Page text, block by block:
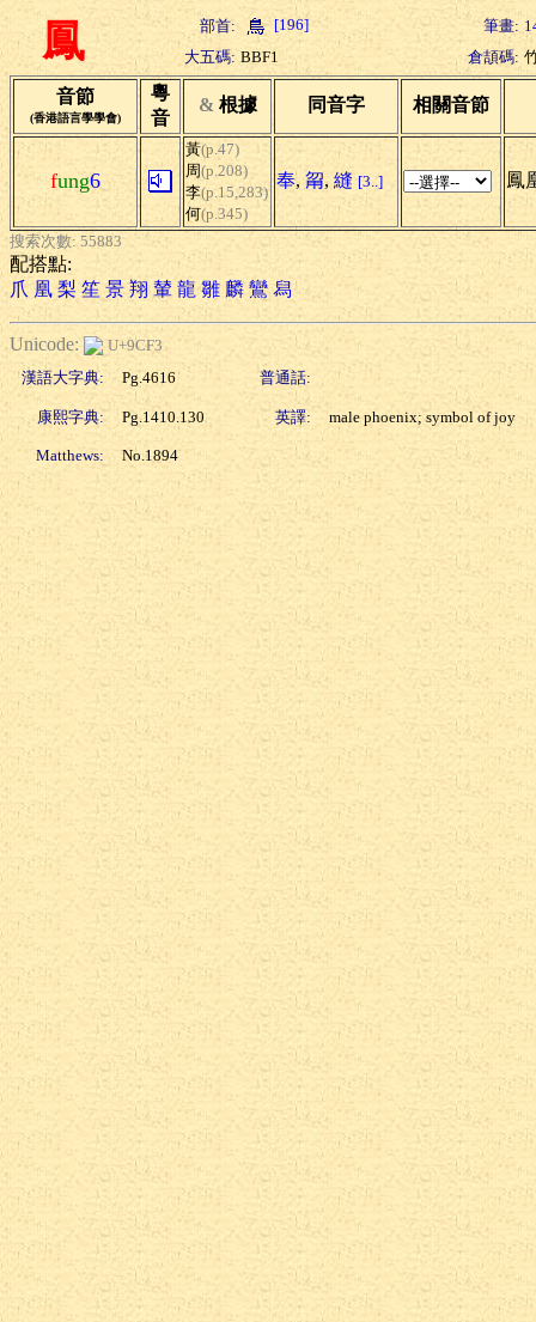
鳳 部首: [196] 筆畫:
大五碼: BBF1 倉頡碼:
音節
(香港語言學學會)
粵
音
& 根據 同音字 相關音節
fung6
黃(p.47)
周(p.208)
李(p.15,283)
何(p.345)
奉, 甮, 縫 [3..] 鳳
搜索次數: 55883
配搭點:
爪 凰 梨 笙 景 翔 輦 龍 雛 麟 鸞 舄
Unicode:
U+9CF3
漢語大字典:
Pg.4616 普通話:
康熙字典: Pg.1410.130 英譯: male phoenix; symbol of joy
Matthews: No.1894